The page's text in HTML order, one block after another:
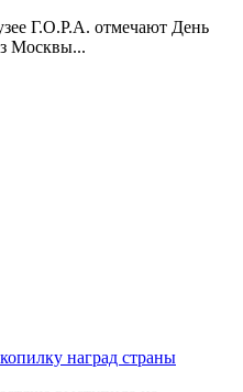
Г.О.Р.А. отмечают День
Москвы...
наград страны